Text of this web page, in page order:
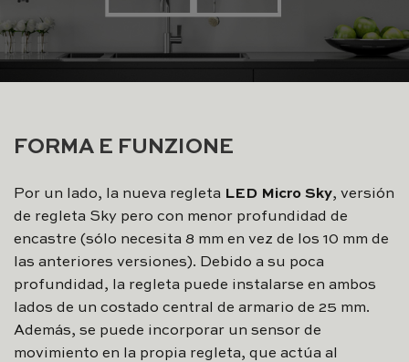
FORMA E FUNZIONE
Por un lado, la nueva regleta LED Micro Sky, versión
de regleta Sky pero con menor profundidad de
encastre (sólo necesita 8 mm en vez de los 10 mm de
las anteriores versiones). Debido a su poca
profundidad, la regleta puede instalarse en ambos
lados de un costado central de armario de 25 mm.
Además, se puede incorporar un sensor de
movimiento en la propia regleta, que actúa al